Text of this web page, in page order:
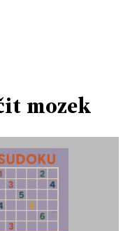
mozek